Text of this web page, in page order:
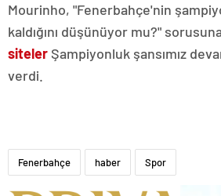
Mourinho, "Fenerbahçe'nin
kaldığını düşünüyor mu?"
siteler Şampiyonluk şansımız
verdi.
Fenerbahçe haber Spor